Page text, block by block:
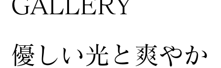
GALLERY
​優しい光と爽やか